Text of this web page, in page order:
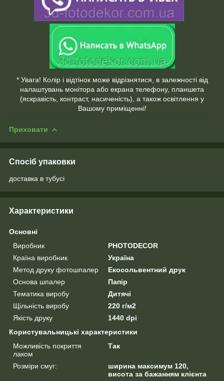
* Увага! Колір і відтінок може відрізнятися, в залежності від
налаштувань монітора або екрана телефону, планшета
(яскравість, контраст, насиченість), а також освітлення у
Вашому приміщенні!
Приховати
Спосіб упаковки
доставка в тубусі
Характеристики
Основні
Виробник
PHOTODECOR
Країна виробник
Україна
Метод друку фотошпалер
Екосольвентний друк
Основа шпалер
Папір
Тематика виробу
Дитячі
Щільність виробу
220 г/м2
Якість друку
1440 dpi
Користувальницькі характеристики
Можливість покриття
лаком
Так
Розміри смуг:
ширина максимум 120,
висота за бажанням клієнта